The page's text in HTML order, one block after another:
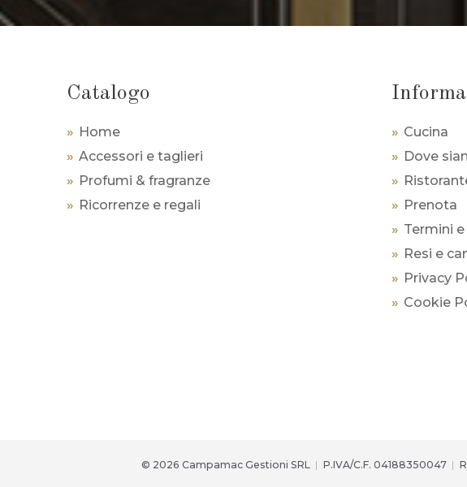
Catalogo
Home
Accessori e taglieri
Profumi & fragranze
Ricorrenze e regali
Cucina
Dove
Prenota
Termini
Resi e
Privacy
Cookie
© 2026 Campamac Gestioni SRL P.IVA/C.F. 04188350047